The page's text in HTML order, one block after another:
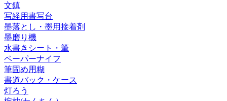
文鎮
写経用書写台
墨落とし・墨用接着剤
墨磨り機
水書きシート・筆
ペーパーナイフ
筆固め用糊
書道バック・ケース
灯ろう